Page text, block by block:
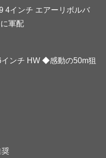
4インチ エアーリボルバ
軍配
ンチ HW ◆感動の50m狙
奨